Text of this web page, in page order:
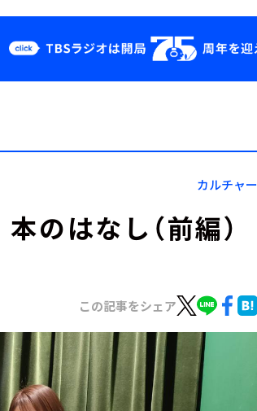
YouTube
カルチャー
のはなし（前編）
この記事をシェア